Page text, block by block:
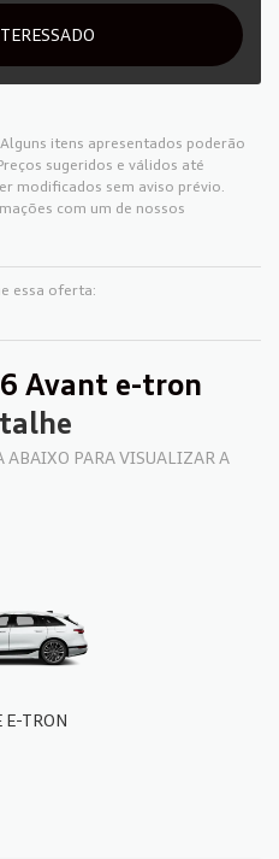
itens apresentados poderão
sugeridos e válidos até
modificados sem aviso prévio.
com um de nossos
essa oferta:
Avant e-tron
ABAIXO PARA VISUALIZAR A
E-TRON